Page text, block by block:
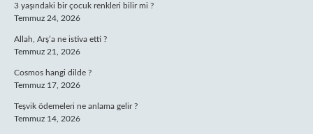
3 yaşındaki bir çocuk renkleri bilir mi ?
Temmuz 24, 2026
Allah, Arş’a ne istiva etti ?
Temmuz 21, 2026
Cosmos hangi dilde ?
Temmuz 17, 2026
Teşvik ödemeleri ne anlama gelir ?
Temmuz 14, 2026